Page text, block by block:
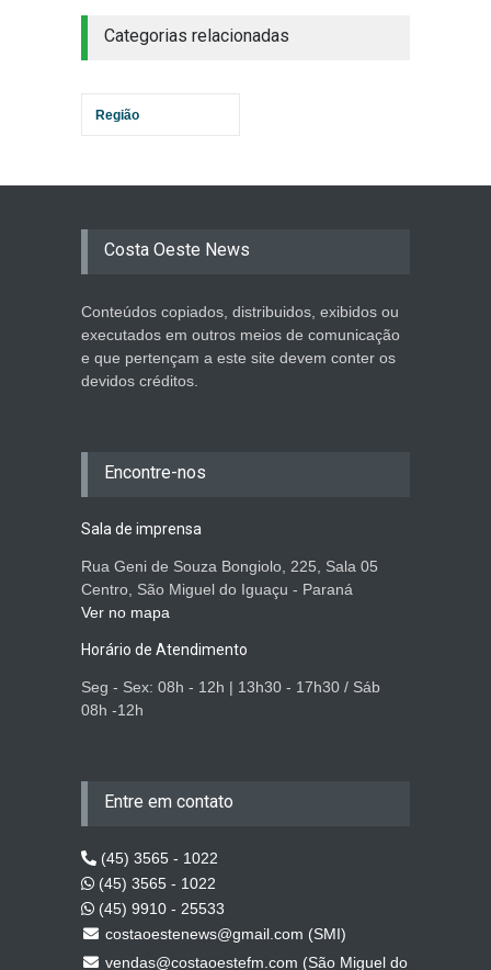
Categorias relacionadas
Região
Costa Oeste News
Conteúdos copiados, distribuidos, exibidos ou
executados em outros meios de comunicação
e que pertençam a este site devem conter os
devidos créditos.
Encontre-nos
Sala de imprensa
Rua Geni de Souza Bongiolo, 225, Sala 05
Centro, São Miguel do Iguaçu - Paraná
Ver no mapa
Horário de Atendimento
Seg - Sex: 08h - 12h | 13h30 - 17h30 / Sáb
08h -12h
Entre em contato
(45) 3565 - 1022
(45) 3565 - 1022
(45) 9910 - 25533
costaoestenews@gmail.com (SMI)
vendas@costaoestefm.com (São Miguel do